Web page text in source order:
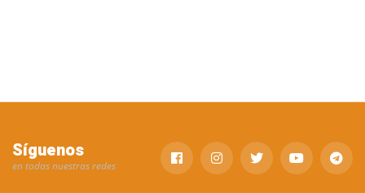
Síguenos
en todas nuestras redes